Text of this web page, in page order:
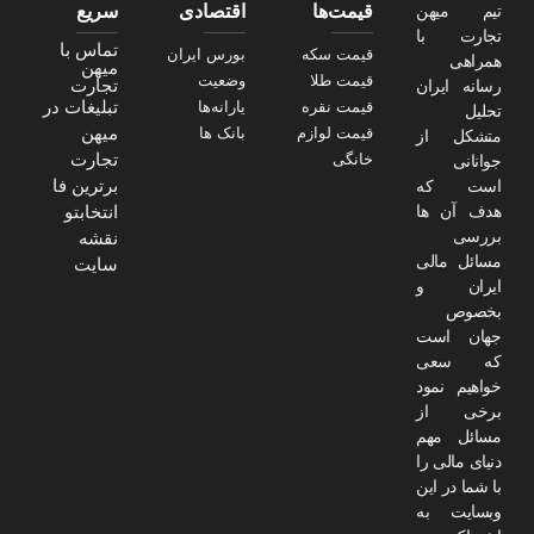
تیم میهن
تجارت با
همراهی
رسانه ایران
تحلیل
متشکل از
جوانانی
است که
هدف آن ها
بررسی
مسائل مالی
ایران و
بخصوص
جهان است
که سعی
خواهیم نمود
برخی از
مسائل مهم
دنیای مالی را
با شما در این
وبسایت به
قیمت‌ها
قیمت سکه
قیمت طلا
قیمت نقره
قیمت لوازم
خانگی
اقتصادی
بورس ایران
وضعیت
یارانه‌ها
بانک ها
سریع
تماس با
میهن
تجارت
تبلیغات در
میهن
تجارت
برترین فا
انتخابتو
نقشه
سایت